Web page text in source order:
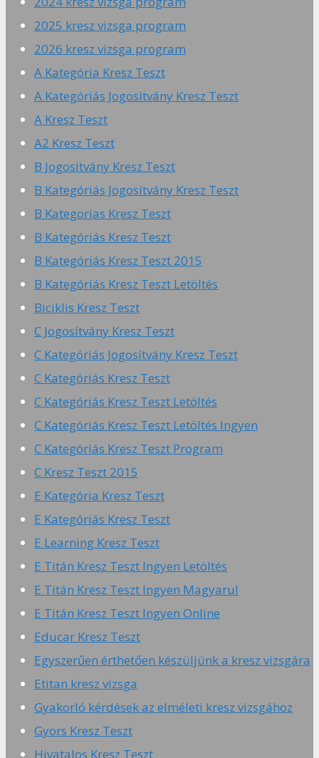
2025 kresz vizsga program
2026 kresz vizsga program
A Kategória Kresz Teszt
A Kategóriás Jogosítvány Kresz Teszt
A Kresz Teszt
A2 Kresz Teszt
B Jogositvány Kresz Teszt
B Kategóriás Jogosítvány Kresz Teszt
B Kategorias Kresz Teszt
B Kategóriás Kresz Teszt
B Kategóriás Kresz Teszt 2015
B Kategóriás Kresz Teszt Letöltés
Biciklis Kresz Teszt
C Jogosítvány Kresz Teszt
C Kategóriás Jogosítvány Kresz Teszt
C Kategóriás Kresz Teszt
C Kategóriás Kresz Teszt Letöltés
C Kategóriás Kresz Teszt Letöltés Ingyen
C Kategóriás Kresz Teszt Program
C Kresz Teszt 2015
E Kategória Kresz Teszt
E Kategóriás Kresz Teszt
E Learning Kresz Teszt
E Titán Kresz Teszt Ingyen Letöltés
E Titán Kresz Teszt Ingyen Magyarul
E Titán Kresz Teszt Ingyen Online
Educar Kresz Teszt
Egyszerűen érthetően készüljünk a kresz vizsgára
Etitan kresz vizsga
Gyakorló kérdések az elméleti kresz vizsgához
Gyors Kresz Teszt
Hivatalos Kresz Teszt